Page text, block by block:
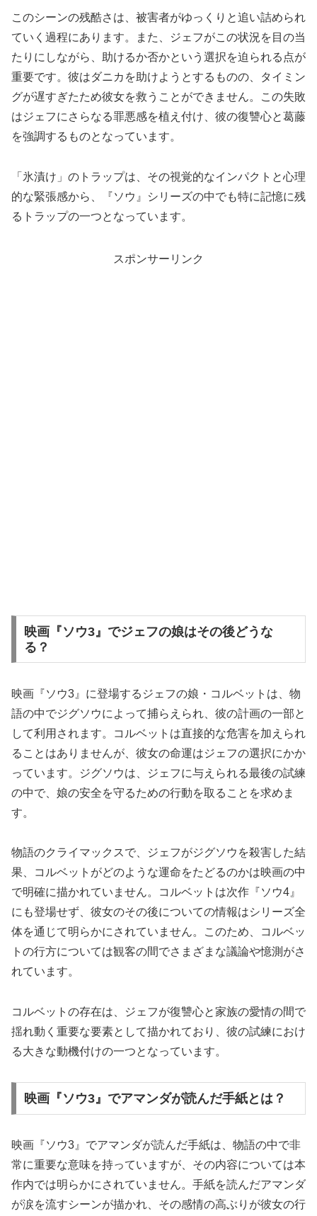
このシーンの残酷さは、被害者がゆっくりと追い詰められ
ていく過程にあります。また、ジェフがこの状況を目の当
たりにしながら、助けるか否かという選択を迫られる点が
重要です。彼はダニカを助けようとするものの、タイミン
グが遅すぎたため彼女を救うことができません。この失敗
はジェフにさらなる罪悪感を植え付け、彼の復讐心と葛藤
を強調するものとなっています。
「氷漬け」のトラップは、その視覚的なインパクトと心理
的な緊張感から、『ソウ』シリーズの中でも特に記憶に残
るトラップの一つとなっています。
スポンサーリンク
映画『ソウ3』でジェフの娘はその後どうな
る？
映画『ソウ3』に登場するジェフの娘・コルベットは、物
語の中でジグソウによって捕らえられ、彼の計画の一部と
して利用されます。コルベットは直接的な危害を加えられ
ることはありませんが、彼女の命運はジェフの選択にかか
っています。ジグソウは、ジェフに与えられる最後の試練
の中で、娘の安全を守るための行動を取ることを求めま
す。
物語のクライマックスで、ジェフがジグソウを殺害した結
果、コルベットがどのような運命をたどるのかは映画の中
で明確に描かれていません。コルベットは次作『ソウ4』
にも登場せず、彼女のその後についての情報はシリーズ全
体を通じて明らかにされていません。このため、コルベッ
トの行方については観客の間でさまざまな議論や憶測がさ
れています。
コルベットの存在は、ジェフが復讐心と家族の愛情の間で
揺れ動く重要な要素として描かれており、彼の試練におけ
る大きな動機付けの一つとなっています。
映画『ソウ3』でアマンダが読んだ手紙とは？
映画『ソウ3』でアマンダが読んだ手紙は、物語の中で非
常に重要な意味を持っていますが、その内容については本
作内では明らかにされていません。手紙を読んだアマンダ
が涙を流すシーンが描かれ、その感情の高ぶりが彼女の行